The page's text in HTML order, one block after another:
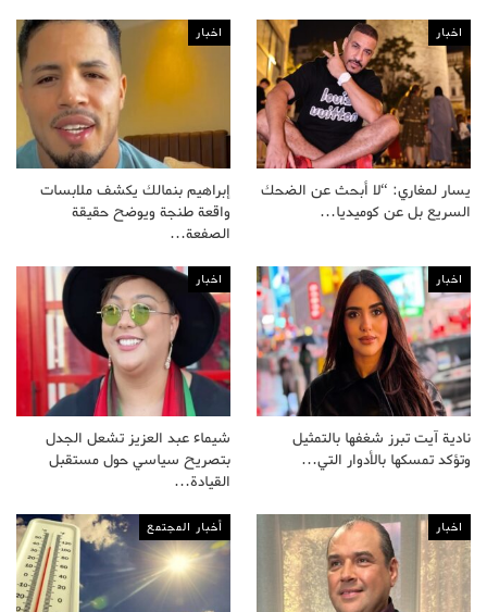
اخبار
يسار لمغاري: “لا أبحث عن الضحك
السريع بل عن كوميديا…
اخبار
إبراهيم بنمالك يكشف ملابسات
واقعة طنجة ويوضح حقيقة
الصفعة…
اخبار
نادية آيت تبرز شغفها بالتمثيل
وتؤكد تمسكها بالأدوار التي…
اخبار
شيماء عبد العزيز تشعل الجدل
بتصريح سياسي حول مستقبل
القيادة…
اخبار أخبار المجتمع